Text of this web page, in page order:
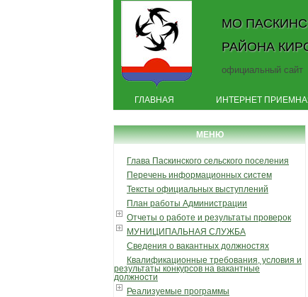
МО
РАЙОНА
официальный сайт
ГЛАВНАЯ ИНТЕРНЕТ
МЕНЮ
Глава Паскинского сельского поселения
Перечень информационных систем
Тексты официальных выступлений
План работы Администрации
Отчеты о работе и результаты проверок
МУНИЦИПАЛЬНАЯ СЛУЖБА
Сведения о вакантных должностях
Квалификационные требования, условия и
результаты конкурсов на вакантные
должности
Реализуемые программы